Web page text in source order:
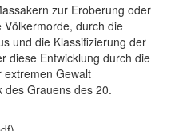
zur Eroberung oder
durch die
und die Klassifizierung der
diese Entwicklung durch die
extremen Gewalt
des Grauens des 20.